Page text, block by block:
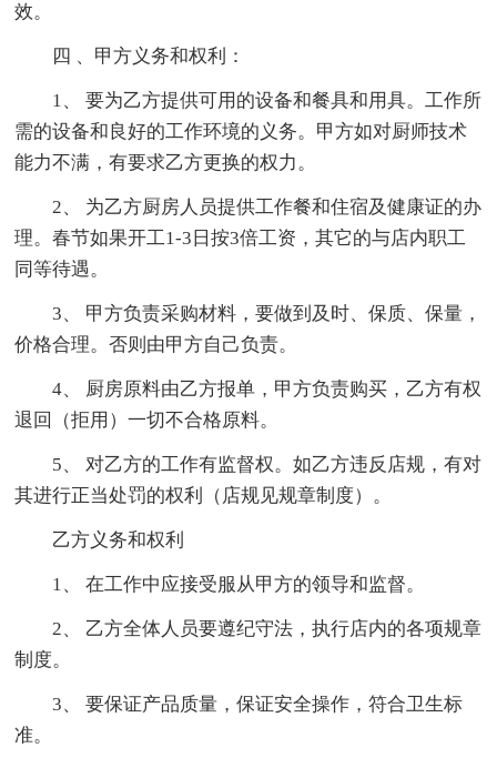
效。
四 、甲方义务和权利：
1、 要为乙方提供可用的设备和餐具和用具。工作所
需的设备和良好的工作环境的义务。甲方如对厨师技术
能力不满，有要求乙方更换的权力。
2、 为乙方厨房人员提供工作餐和住宿及健康证的办
理。春节如果开工1-3日按3倍工资，其它的与店内职工
同等待遇。
3、 甲方负责采购材料，要做到及时、保质、保量，
价格合理。否则由甲方自己负责。
4、 厨房原料由乙方报单，甲方负责购买，乙方有权
退回（拒用）一切不合格原料。
5、 对乙方的工作有监督权。如乙方违反店规，有对
其进行正当处罚的权利（店规见规章制度）。
乙方义务和权利
1、 在工作中应接受服从甲方的领导和监督。
2、 乙方全体人员要遵纪守法，执行店内的各项规章
制度。
3、 要保证产品质量，保证安全操作，符合卫生标
准。